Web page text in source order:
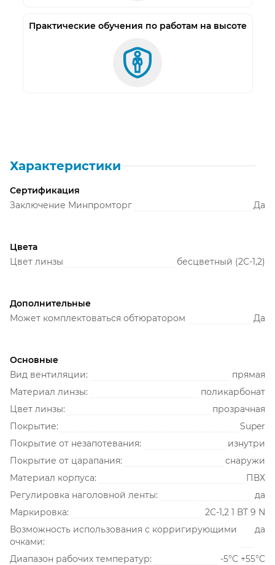
Практические обучения по работам на высоте
Характеристики
Сертификация
Заключение Минпромторг
Да
Цвета
Цвет линзы
бесцветный (2С-1,2)
Дополнительные
Может комплектоваться обтюратором
Да
Основные
Вид вентиляции:
прямая
Материал линзы:
поликарбонат
Цвет линзы:
прозрачная
Покрытие:
Super
Покрытие от незапотевания:
изнутри
Покрытие от царапания:
снаружи
Материал корпуса:
ПВХ
Регулировка наголовной ленты:
да
Маркировка:
2С-1,2 1 ВT 9 N
Возможность использования с корригирующими
очками:
да
Диапазон рабочих температур:
-5°C +55°C